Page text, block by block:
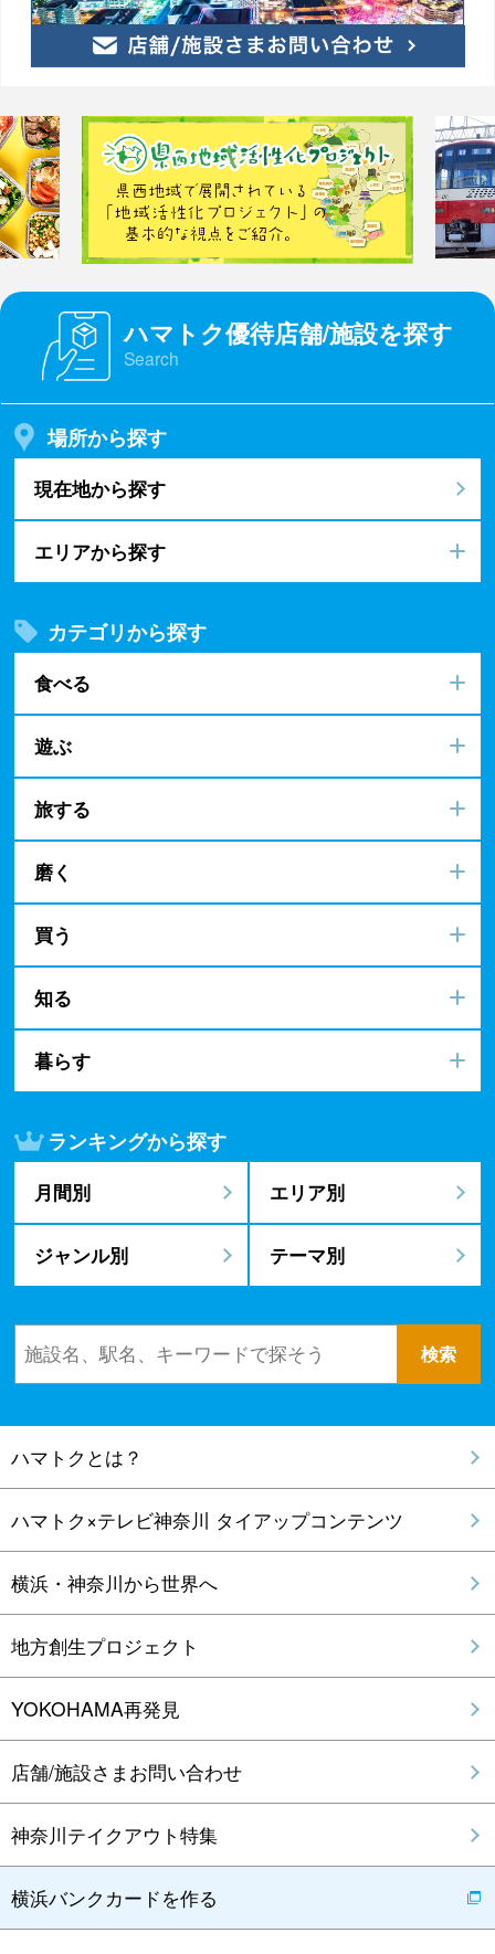
ハマトク優待店舗/施設を探す
Search
場所から探す
現在地から探す
エリアから探す
カテゴリから探す
食べる
遊ぶ
旅する
磨く
買う
知る
暮らす
ランキングから探す
月間別 エリア別
ジャンル別 テーマ別
ハマトクとは？
ハマトク×テレビ神奈川 タイアップコンテンツ
横浜・神奈川から世界へ
地方創生プロジェクト
YOKOHAMA再発見
店舗/施設さまお問い合わせ
神奈川テイクアウト特集
横浜バンクカードを作る